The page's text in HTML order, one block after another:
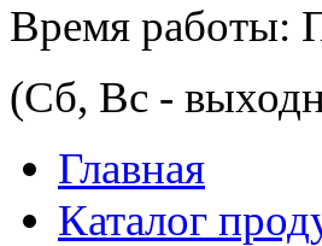
Время работы:
(Сб, Вс -
Главная
Каталог